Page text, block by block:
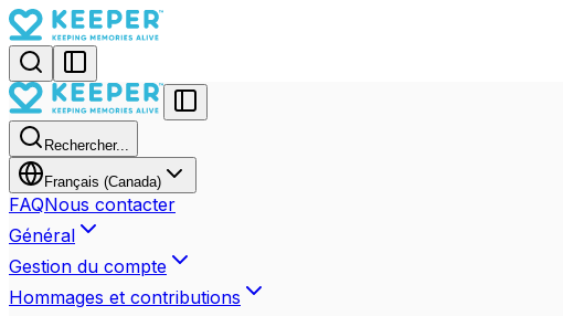
Rechercher...
Français (Canada)
FAQNous contacter
Général
Gestion du compte
Hommages et contributions